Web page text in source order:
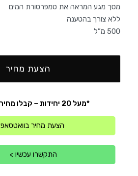
מסך מגע המראה את טמפרטורת המים
ללא צורך בהטענה
500 מ”ל
הצעת מחיר
*מעל 20 יחידות – קבלו מחיר אטרקטיבי
הצעת מחיר בוואטסאפ
התקשרו עכשיו >